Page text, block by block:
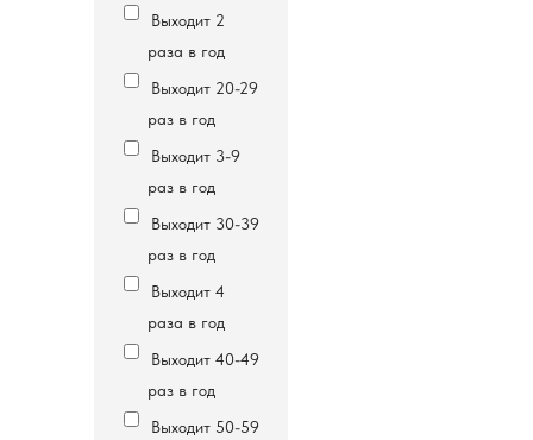
Выходит 2
раза в год
Выходит 20-29
раз в год
Выходит 3-9
раз в год
Выходит 30-39
раз в год
Выходит 4
раза в год
Выходит 40-49
раз в год
Выходит 50-59